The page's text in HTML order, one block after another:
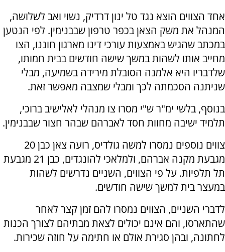
אחד הצווים הוצא נגד טל ינון דרדיק, נשוי ואב לשלושה,
המנהל את משק הצאן בכפר טרפון שבבנימין. לפי הנטען
במכתב שהגיש באמצעות עורכי דינו מארגון חוננו, הצו
מחייב אותו לשהות במשך שישה חודשים בבית חמותו,
שלדבריו היא אלמנה הסובלת מירידה בשמיעה, מבלי
שניתנה הסכמתה לכך ומבלי שמצבה מאפשר זאת.
בנוסף, בלשי ימ"ר ש"י מסרו צו מנהלי לאלישיב ברוכי,
תלמיד ישיבה מחוות חסד לאברהם שבהר חצור שבבנימין.
צווים נוספים נמסרו למשה גולדיס, רועה צאן כבן 20
מגבעת מקנה אברהם, ולמלאכי להונגדים, כבן 21 מגבעת
תל תלפיות. על פי הצווים, השניים נדרשים לשהות
במעצר בית למשך שישה חודשים.
לדברי השניים, הצווים נמסרו להם זמן קצר לאחר
שהתארסו, והם אינם יכולים לצאת מבתיהם לצורך הכנות
לחתונה, ובהן סגירת אולם או חתימה על חוזה שכירות.